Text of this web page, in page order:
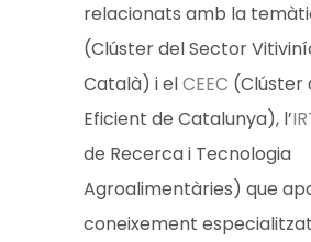
relacionats amb la
(Clúster del Sector
Català) i elCEEC (Clúster
Eficient de Catalunya), l’
de Recerca i Tecnologia
Agroalimentàries) que
coneixement